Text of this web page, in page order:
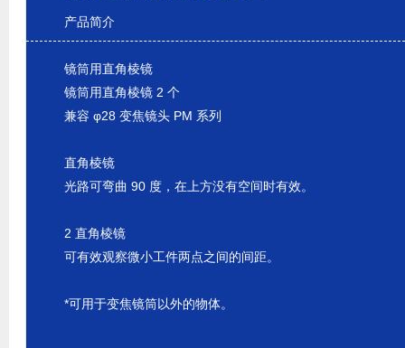
产品简介
镜筒用直角棱镜
镜筒用直角棱镜 2 个
兼容 φ28 变焦镜头 PM 系列
直角棱镜
光路可弯曲 90 度，在上方没有空间时有效。
2 直角棱镜
可有效观察微小工件两点之间的间距。
*可用于变焦镜筒以外的物体。